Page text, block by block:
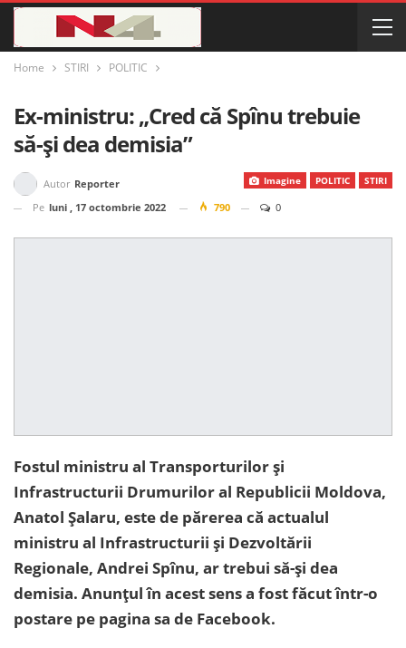
Home STIRI POLITIC
Ex-ministru: „Cred că Spînu trebuie
să-și dea demisia”
Imagine POLITIC STIRI
Autor Reporter
Pe luni , 17 octombrie 2022 790 0
Fostul ministru al Transporturilor și
Infrastructurii Drumurilor al Republicii Moldova,
Anatol Șalaru, este de părerea că actualul
ministru al Infrastructurii și Dezvoltării
Regionale, Andrei Spînu, ar trebui să-și dea
demisia. Anunțul în acest sens a fost făcut într-o
postare pe pagina sa de Facebook.